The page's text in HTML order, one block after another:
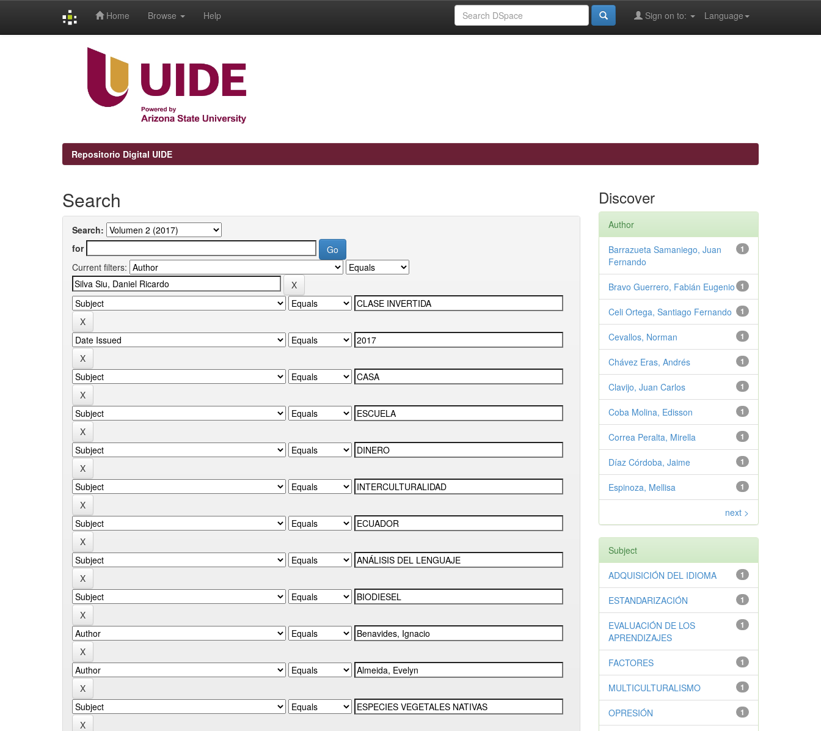
Home Browse Help Language
Sign on to:
Repositorio Digital UIDE
Search
Search:
for
Current filters:
Discover
Author
1
Barrazueta Samaniego, Juan
Fernando
1
Bravo Guerrero, Fabián Eugenio
1
Celi Ortega, Santiago Fernando
1
Cevallos, Norman
1
Chávez Eras, Andrés
1
Clavijo, Juan Carlos
1
Coba Molina, Edisson
1
Correa Peralta, Mirella
1
Díaz Córdoba, Jaime
1
Espinoza, Mellisa
next >
Subject
1
ADQUISICIÓN DEL IDIOMA
1
ESTANDARIZACIÓN
1
EVALUACIÓN DE LOS
APRENDIZAJES
1
FACTORES
1
MULTICULTURALISMO
1
OPRESIÓN